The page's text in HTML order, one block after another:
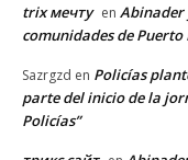
trix мечту en Abinader
comunidades de Puerto
Sazrgzd en Policías
parte del inicio de la
Policías”